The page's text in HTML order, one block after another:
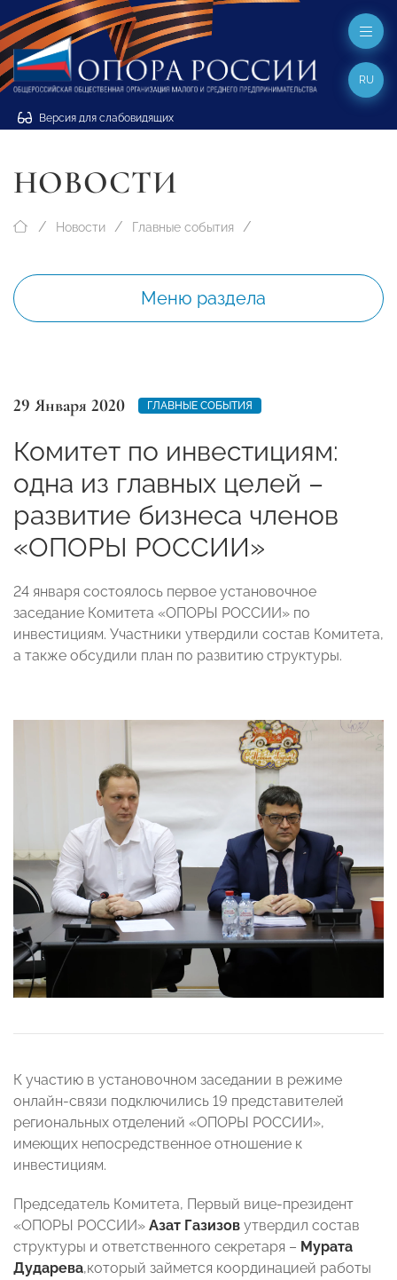
Версия для слабовидящих
RU
НОВОСТИ
Новости Главные события
Меню раздела
29 Января 2020 ГЛАВНЫЕ СОБЫТИЯ
Комитет по инвестициям:
одна из главных целей –
развитие бизнеса членов
«ОПОРЫ РОССИИ»
24 января состоялось первое установочное
заседание Комитета «ОПОРЫ РОССИИ» по
инвестициям. Участники утвердили состав Комитета,
а также обсудили план по развитию структуры.
К участию в установочном заседании в режиме
онлайн-связи подключились 19 представителей
региональных отделений «ОПОРЫ РОССИИ»,
имеющих непосредственное отношение к
инвестициям.
Председатель Комитета, Первый вице-президент
«ОПОРЫ РОССИИ» Азат Газизов утвердил состав
структуры и ответственного секретаря – Мурата
Дударева,который займется координацией работы